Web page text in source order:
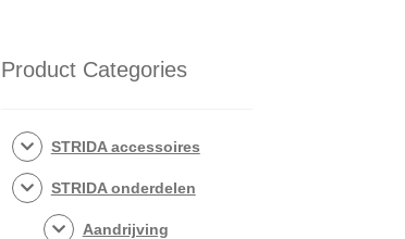
Product Categories
STRIDA accessoires
STRIDA onderdelen
Aandrijving